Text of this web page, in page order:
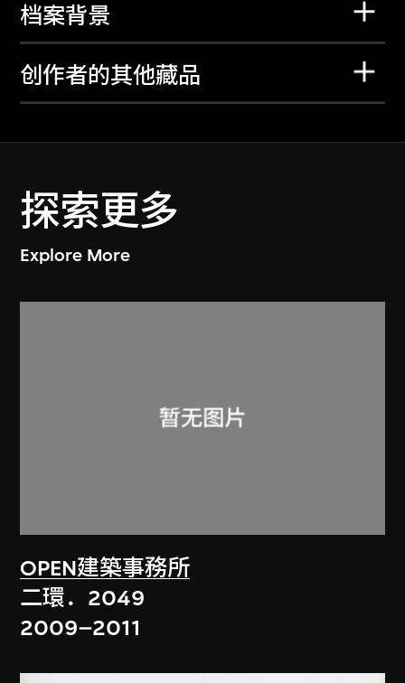
档案背景
创作者的其他藏品
探索更多
Explore More
OPEN建築事務所
二環．2049
2009–2011